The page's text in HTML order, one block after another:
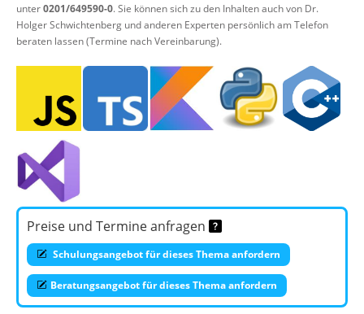
unter0201/649590-0. Sie können sich zu den Inhalten auch von Dr.
Holger Schwichtenberg und anderen Experten persönlich am Telefon
beraten lassen (Termine nach Vereinbarung).
Preise und Termine anfragen
Schulungsangebot für dieses Thema anfordern
Beratungsangebot für dieses Thema anfordern